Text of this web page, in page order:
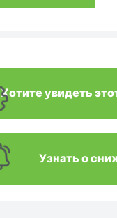
Хотите увидеть
Узнать о